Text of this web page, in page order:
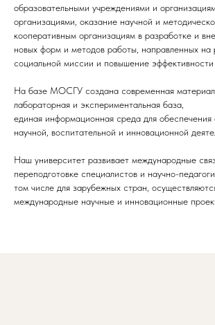
образовательными учреждениями и
организациями, оказание научной и
кооперативным организациям в разработке и
новых форм и методов работы, направленных на
социальной миссии и повышение эффективности
На базе МОСГУ создана современная
лабораторная и экспериментальная база,
единая информационная среда для обеспечения
научной, воспитательной и инновационной
Наш университет развивает международные
переподготовке специалистов и научно-
том числе для зарубежных стран,
международные научные и инновационные